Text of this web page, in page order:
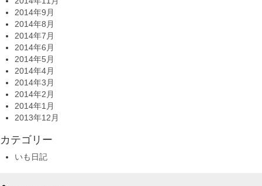
2014年9月
2014年8月
2014年7月
2014年6月
2014年5月
2014年4月
2014年3月
2014年2月
2014年1月
2013年12月
カテゴリー
いも日記